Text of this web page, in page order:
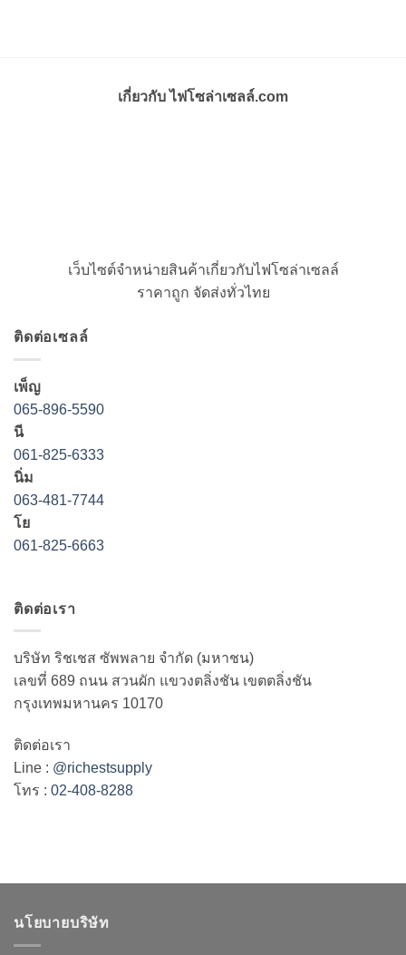
เกี่ยวกับ ไฟโซล่าเซลล์.com
เว็บไซต์จำหน่ายสินค้าเกี่ยวกับไฟโซล่าเซลล์
ราคาถูก จัดส่งทั่วไทย
ติดต่อเซลล์
เพ็ญ
065-896-5590
นี
061-825-6333
นิ่ม
063-481-7744
โย
061-825-6663
ติดต่อเรา
บริษัท ริชเชส ซัพพลาย จำกัด (มหาชน)
เลขที่ 689 ถนน สวนผัก แขวงตลิ่งชัน เขตตลิ่งชัน
กรุงเทพมหานคร 10170
ติดต่อเรา
Line : @richestsupply
โทร : 02-408-8288
นโยบายบริษัท